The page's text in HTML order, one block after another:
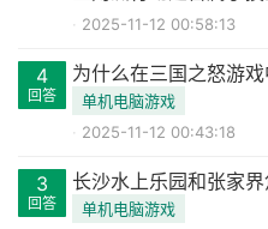
2025-11-12 00:58:13
4
回答
为什么在三国之怒游
单机电脑游戏
2025-11-12 00:43:18
3
回答
长沙水上乐园和张家界
单机电脑游戏